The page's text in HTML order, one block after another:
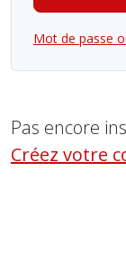
Mot de passe
Pas encore
Créez votre